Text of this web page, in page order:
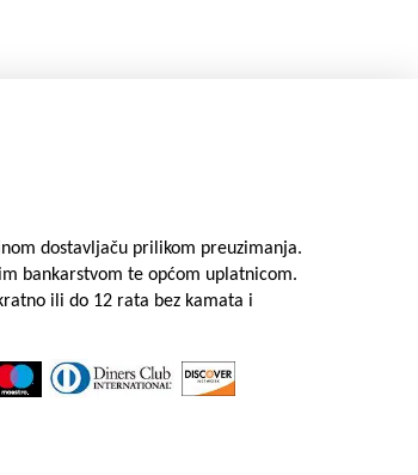
dostavljaču prilikom preuzimanja.
bankarstvom te općom uplatnicom.
ili do 12 rata bez kamata i